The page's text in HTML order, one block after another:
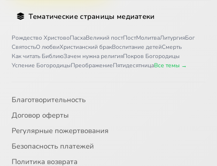
Тематические страницы медиатеки
Рождество ХристовоПасхаВеликий постПостМолитваЛитургияБог
СвятостьО любвиХристианский бракВоспитание детейСмерть
Как читать БиблиюЗачем нужна религияПокров Богородицы
Успение БогородицыПреображениеПятидесятницаВсе темы →
Благотворительность
Договор оферты
Регулярные пожертвования
Безопасность платежей
Политика возврата